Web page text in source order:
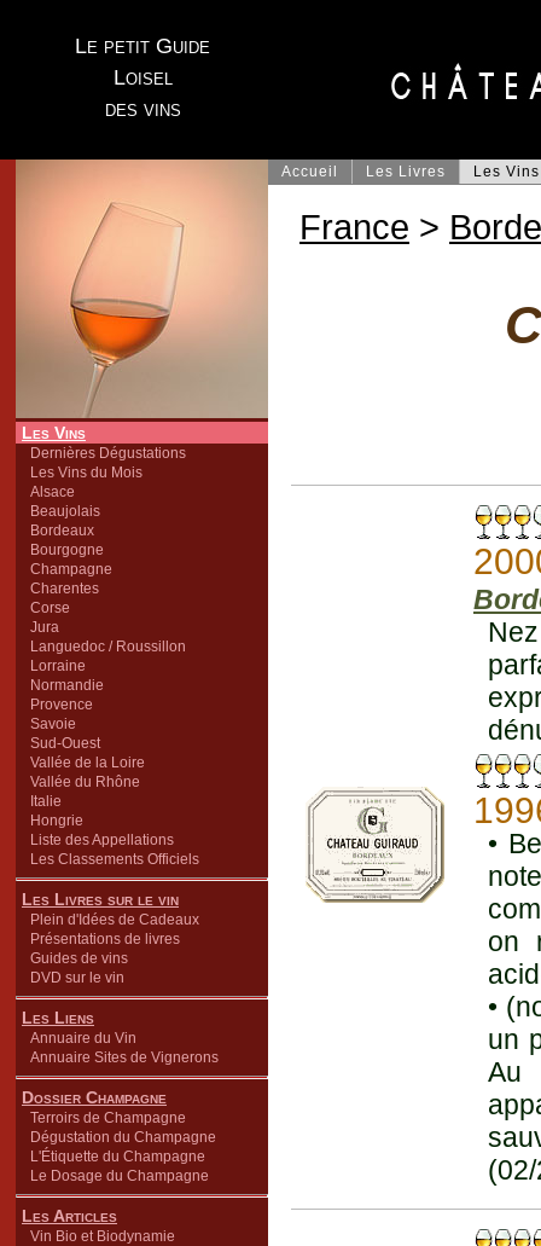
Le petit Guide
Loisel
des vins
Les Vins
Dernières Dégustations
Les Vins du Mois
Alsace
Beaujolais
Bordeaux
Bourgogne
Champagne
Charentes
Corse
Jura
Languedoc / Roussillon
Lorraine
Normandie
Provence
Savoie
Sud-Ouest
Vallée de la Loire
Vallée du Rhône
Italie
Hongrie
Liste des Appellations
Les Classements Officiels
Les Livres sur le vin
Plein d'Idées de Cadeaux
Présentations de livres
Guides de vins
DVD sur le vin
Les Liens
Annuaire du Vin
Annuaire Sites de Vignerons
Dossier Champagne
Terroirs de Champagne
Dégustation du Champagne
L'Étiquette du Champagne
Le Dosage du Champagne
Les Articles
Vin Bio et Biodynamie
Accueil Les Livres Les Vins
France >
•
on
•
un
Au